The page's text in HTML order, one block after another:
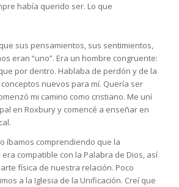
había querido ser. Lo que
sus pensamientos, sus sentimientos,
eran “uno”. Era un hombre congruente:
por dentro. Hablaba de perdón y de la
conceptos nuevos para mí. Quería ser
mi camino como cristiano. Me uní
en Roxbury y comencé a enseñar en
íbamos comprendiendo que la
compatible con la Palabra de Dios, así
física de nuestra relación. Poco
a la Iglesia de la Unificación. Creí que